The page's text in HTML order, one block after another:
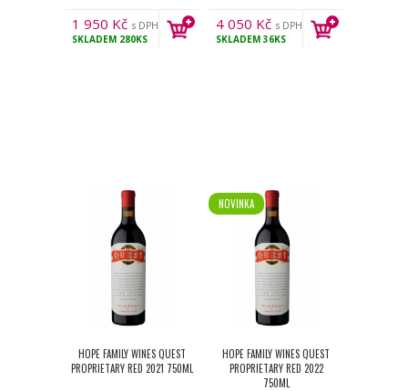
1 950 Kč s DPH
SKLADEM 280KS
4 050 Kč s DPH
SKLADEM36KS
HOPE FAMILY WINES QUEST
PROPRIETARY RED 2021 750ML
NOVINKA
HOPE FAMILY WINES QUEST
PROPRIETARY RED 2022
750ML